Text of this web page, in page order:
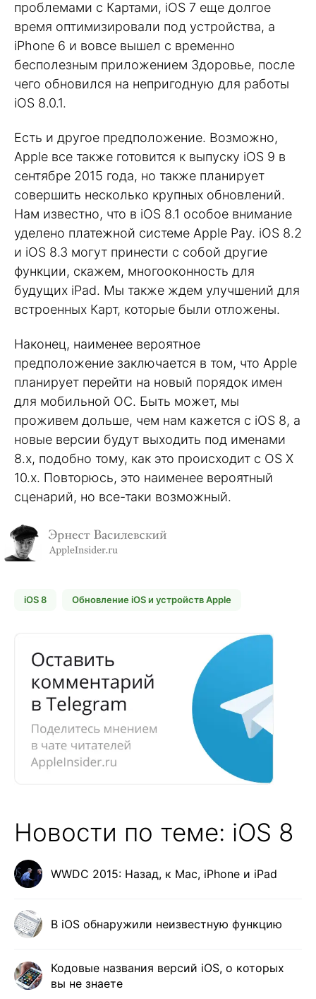
проблемами с Картами, iOS 7 еще долгое
время оптимизировали под устройства, а
iPhone 6 и вовсе вышел с временно
бесполезным приложением Здоровье, после
чего обновился на непригодную для работы
iOS 8.0.1.
Есть и другое предположение. Возможно,
Apple все также готовится к выпуску iOS 9 в
сентябре 2015 года, но также планирует
совершить несколько крупных обновлений.
Нам известно, что в iOS 8.1 особое внимание
уделено платежной системе Apple Pay. iOS 8.2
и iOS 8.3 могут принести с собой другие
функции, скажем, многооконность для
будущих iPad. Мы также ждем улучшений для
встроенных Карт, которые были отложены.
Наконец, наименее вероятное
предположение заключается в том, что Apple
планирует перейти на новый порядок имен
для мобильной ОС. Быть может, мы
проживем дольше, чем нам кажется с iOS 8, а
новые версии будут выходить под именами
8.x, подобно тому, как это происходит с OS X
10.x. Повторюсь, это наименее вероятный
сценарий, но все-таки возможный.
iOS 8 Обновление iOS и устройств Apple
Новости по теме: iOS 8
WWDC 2015: Назад, к Mac, iPhone и iPad
В iOS обнаружили неизвестную функцию
Кодовые названия версий iOS, о которых
вы не знаете